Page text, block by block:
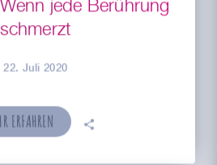
jede Berührung
schmerzt
22. Juli 2020
ERFAHREN 🗣